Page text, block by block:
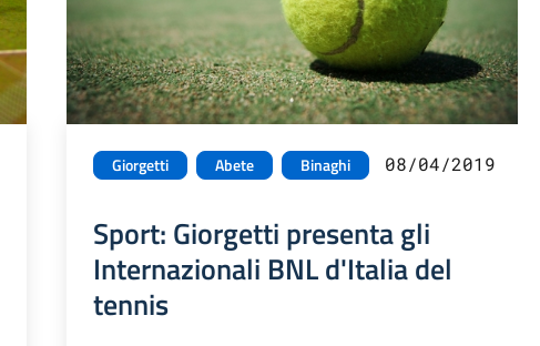
Giorgetti Abete Binaghi 08/04/2019
Sport: Giorgetti presenta gli
Internazionali BNL d'Italia del
tennis